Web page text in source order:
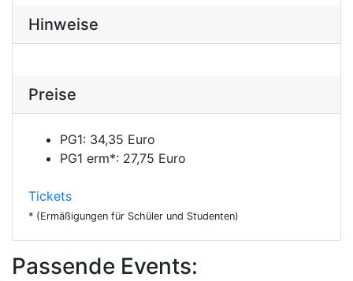
Hinweise
Preise
PG1: 34,35 Euro
PG1 erm*: 27,75 Euro
Tickets
* (Ermäßigungen für Schüler und Studenten)
Passende Events: